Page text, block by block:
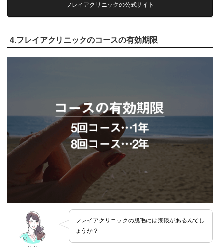
フレイアクリニックの公式サイト
4.フレイアクリニックのコースの有効期限
フレイアクリニックの脱毛には期限があるんでし
ょうか？